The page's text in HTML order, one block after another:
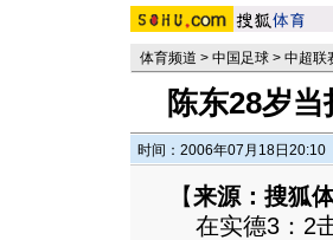
体育频道 > 中国足球 > 中超联
陈东28岁
时间：2006年07月18日20:10
【来源：搜狐
在实德3：2击